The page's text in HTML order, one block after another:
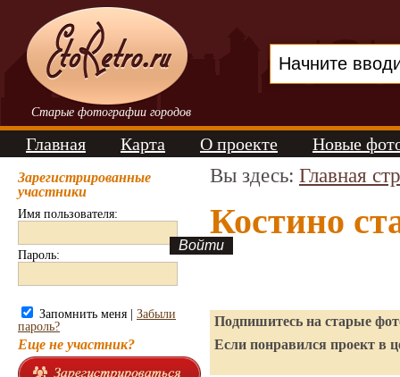
Старые фотографии городов
Главная Карта О проекте Новые
Зарегистрированные
участники
Имя пользователя:
Пароль:
Запомнить меня | Забыли
пароль?
Еще не участник?
Вы здесь: Главная
Костино
Подпишитесь на старые
Если понравился проект в